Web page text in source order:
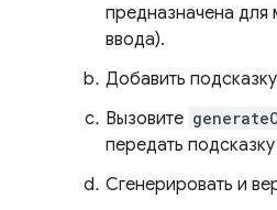
предназначена для
ввода).
Добавить
Вызовите
передать
Сгенерировать и